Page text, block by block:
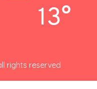
13°
rights reserved